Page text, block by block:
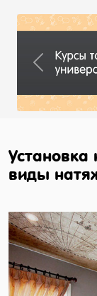
Previous
Установка
виды